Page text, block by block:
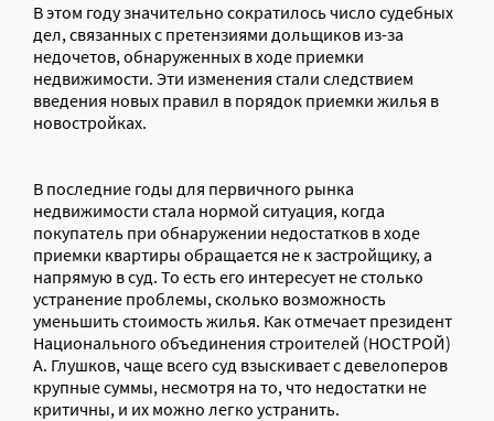
В этом году значительно сократилось число судебных
дел, связанных с претензиями дольщиков из-за
недочетов, обнаруженных в ходе приемки
недвижимости. Эти изменения стали следствием
введения новых правил в порядок приемки жилья в
новостройках.
В последние годы для первичного рынка
недвижимости стала нормой ситуация, когда
покупатель при обнаружении недостатков в ходе
приемки квартиры обращается не к застройщику, а
напрямую в суд. То есть его интересует не столько
устранение проблемы, сколько возможность
уменьшить стоимость жилья. Как отмечает президент
Национального объединения строителей (НОСТРОЙ)
А. Глушков, чаще всего суд взыскивает с девелоперов
крупные суммы, несмотря на то, что недостатки не
критичны, и их можно легко устранить.